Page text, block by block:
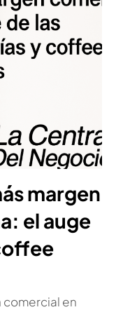
margen
el auge
comercial en